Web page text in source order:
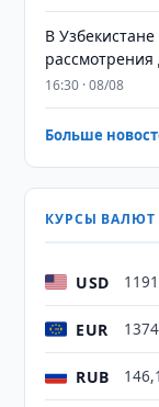
В
16:30 · 08/08
Больше
КУРСЫ ВАЛЮТ
USD
EUR
RUB